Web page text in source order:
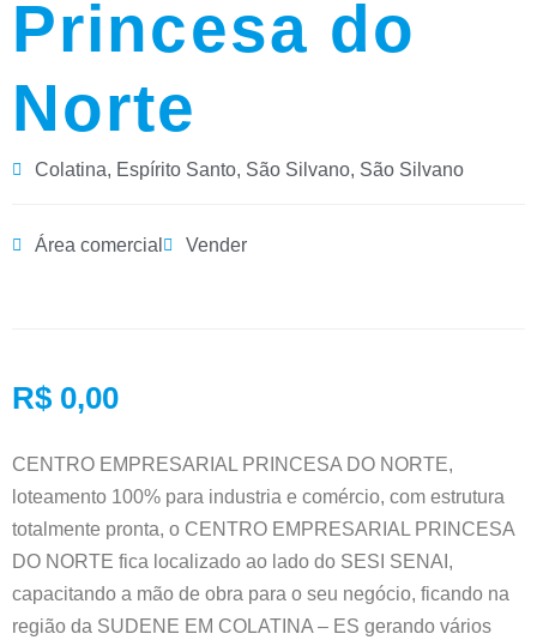
Princesa do
Norte
Colatina, Espírito Santo, São Silvano, São Silvano
Área comercial Vender
R$ 0,00
CENTRO EMPRESARIAL PRINCESA DO NORTE,
loteamento 100% para industria e comércio, com estrutura
totalmente pronta, o CENTRO EMPRESARIAL PRINCESA
DO NORTE fica localizado ao lado do SESI SENAI,
capacitando a mão de obra para o seu negócio, ficando na
região da SUDENE EM COLATINA – ES gerando vários